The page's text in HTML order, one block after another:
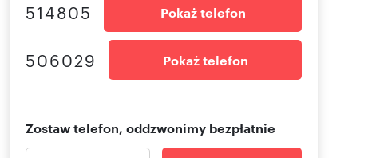
514805 Pokaż telefon
506029 Pokaż telefon
Zostaw telefon, oddzwonimy bezpłatnie